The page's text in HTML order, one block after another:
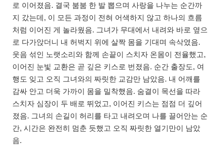
로 이어졌음. 결국 붐붐 한 발 뽑으며 사랑을 나누는 순간까
지 갔는데, 이 모든 과정이 전혀 어색하지 않고 하나의 흐름
처럼 이어진 게 놀라웠음. 그녀가 무대에서 내려와 바로 옆으
로 다가앉더니 내 허벅지 위에 살짝 몸을 기대며 속삭였음.
웃음 섞인 노랫소리와 함께 손끝이 스치자 온몸이 전율했고,
이어진 눈빛 교환은 곧 깊은 키스로 번졌음. 순간 출장도, 여
행도 잊고 오직 그녀와의 짜릿한 교감만 남았음. 내 어깨를
감싸 안고 더욱 가까이 몸을 밀착했음. 숨결이 목선을 따라
스치자 심장이 두 배로 뛰었고, 이어진 키스는 점점 더 깊어
졌음. 그녀의 손길이 허리를 타고 내려오며 나를 끌어안는 순
간, 시간은 완전히 멈춘 듯했고 오직 짜릿한 열기만이 남았
음.